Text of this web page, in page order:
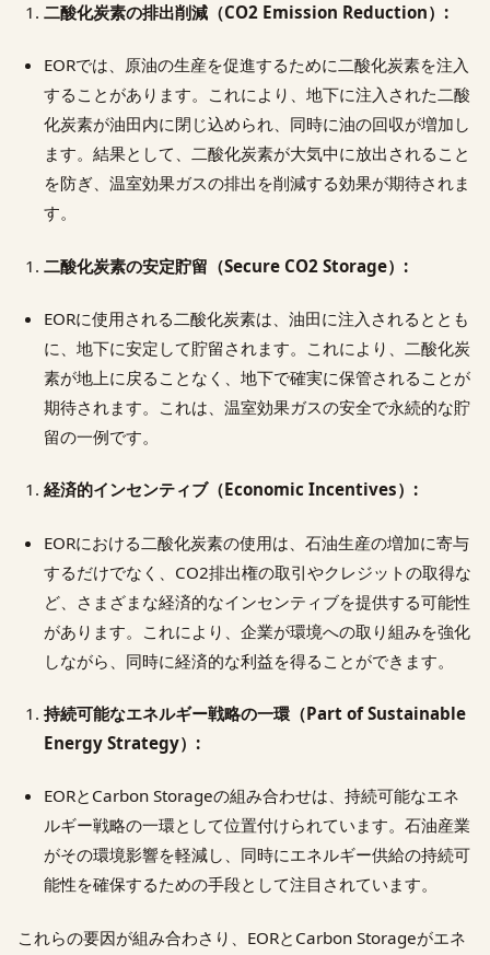
二酸化炭素の排出削減（CO2 Emission Reduction）:
EORでは、原油の生産を促進するために二酸化炭素を注入
することがあります。これにより、地下に注入された二酸
化炭素が油田内に閉じ込められ、同時に油の回収が増加し
ます。結果として、二酸化炭素が大気中に放出されること
を防ぎ、温室効果ガスの排出を削減する効果が期待されま
す。
二酸化炭素の安定貯留（Secure CO2 Storage）:
EORに使用される二酸化炭素は、油田に注入されるととも
に、地下に安定して貯留されます。これにより、二酸化炭
素が地上に戻ることなく、地下で確実に保管されることが
期待されます。これは、温室効果ガスの安全で永続的な貯
留の一例です。
経済的インセンティブ（Economic Incentives）:
EORにおける二酸化炭素の使用は、石油生産の増加に寄与
するだけでなく、CO2排出権の取引やクレジットの取得な
ど、さまざまな経済的なインセンティブを提供する可能性
があります。これにより、企業が環境への取り組みを強化
しながら、同時に経済的な利益を得ることができます。
持続可能なエネルギー戦略の一環（Part of Sustainable
Energy Strategy）:
EORとCarbon Storageの組み合わせは、持続可能なエネ
ルギー戦略の一環として位置付けられています。石油産業
がその環境影響を軽減し、同時にエネルギー供給の持続可
能性を確保するための手段として注目されています。
これらの要因が組み合わさり、EORとCarbon Storageがエネ